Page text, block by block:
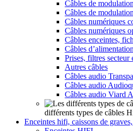
Câbles de
Câbles de
Câbles numériques
Câbles numériques
Câbles enceintes,
Câbles d’alimentation
Prises, filtres secteur
Autres câbles
Câbles audio
Câbles audio
Câbles audio Viard
différents types de câbles
Enceintes hifi, caissons de